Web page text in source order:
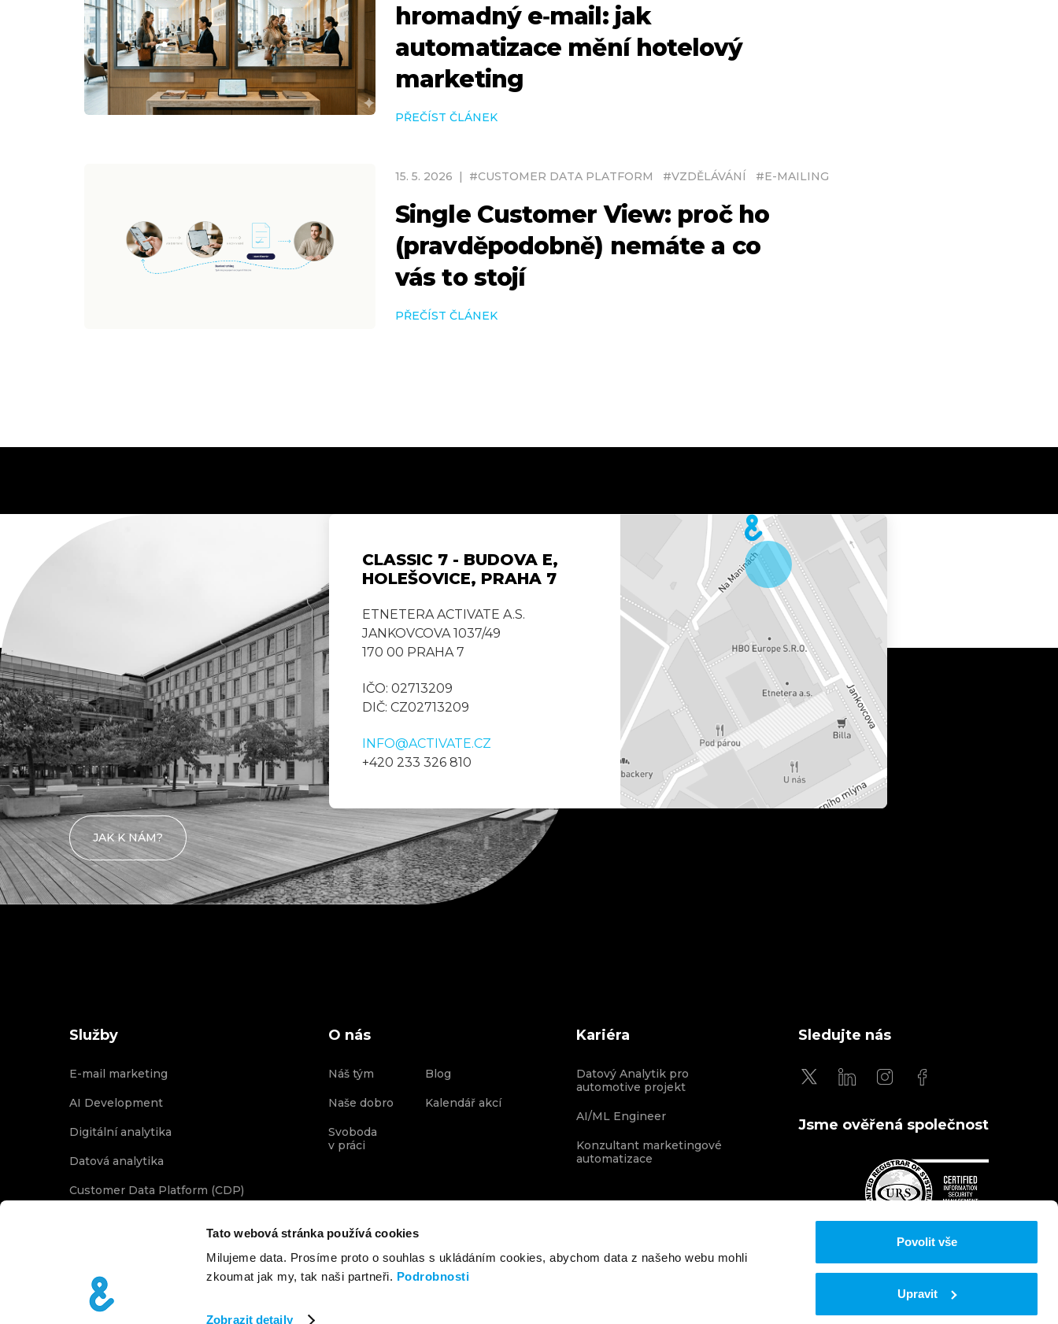
Tato webová stránka používá cookies
Milujeme data. Prosíme proto o souhlas s ukládáním cookies, abychom data z našeho webu mohli
zkoumat jak my, tak naši partneři. Podrobnosti
Zobrazit detaily
Povolit vše
Upravit
hromadný e‑mail: jak
automatizace mění hotelový
marketing
PŘEČÍST ČLÁNEK
15. 5. 2026 | #CUSTOMER DATA PLATFORM #VZDĚLÁVÁNÍ #E-MAILING
Single Customer View: proč ho
(pravděpodobně) nemáte a co
vás to stojí
PŘEČÍST ČLÁNEK
KONTAKTY
Kde nás
najdete
JAK K NÁM?
CLASSIC 7 - BUDOVA E,
HOLEŠOVICE, PRAHA 7
ETNETERA ACTIVATE A.S.
JANKOVCOVA 1037/49
170 00 PRAHA 7
IČO: 02713209
DIČ: CZ02713209
INFO@ACTIVATE.CZ
+420 233 326 810
Služby
E-mail marketing
AI Development
Digitální analytika
Datová analytika
Customer Data Platform (CDP)
O nás
Náš tým
Naše dobro
Svoboda
v práci
Blog
Kalendář akcí
Kariéra
Datový Analytik pro
automotive projekt
AI/ML Engineer
Konzultant marketingové
automatizace
Sledujte nás
Jsme ověřená společnost
Etnetera Group
PODMÍNKY POUŽÍVÁNÍ A COOKIES